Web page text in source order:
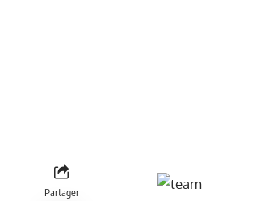
Partager